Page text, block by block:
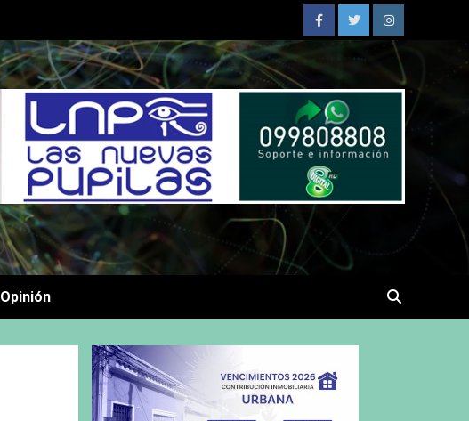
FacebookTwitterInstagram
Opinión